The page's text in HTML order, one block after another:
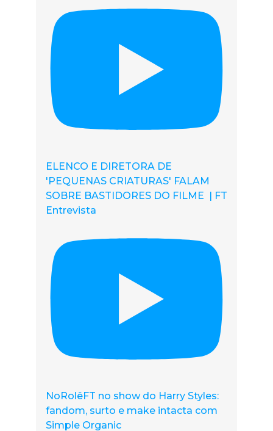
ELENCO E DIRETORA DE
'PEQUENAS CRIATURAS' FALAM
SOBRE BASTIDORES DO FILME | FT
Entrevista
NoRolêFT no show do Harry Styles:
fandom, surto e make intacta com
Simple Organic